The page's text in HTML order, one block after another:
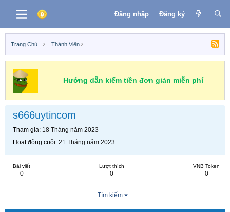
Đăng nhập Đăng ký
Trang Chủ Thành Viên
Hướng dẫn kiếm tiền đơn giản miễn phí
s666uytincom
Tham gia 18 Tháng năm 2023
Hoạt động cuối 21 Tháng năm 2023
Bài viết
0
Lượt thích
0
VNB Token
0
Tìm kiếm